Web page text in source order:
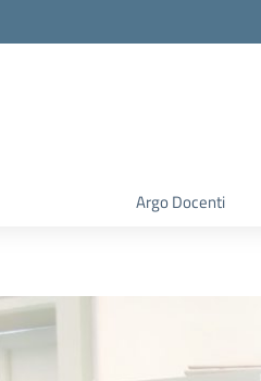
Argo Docenti